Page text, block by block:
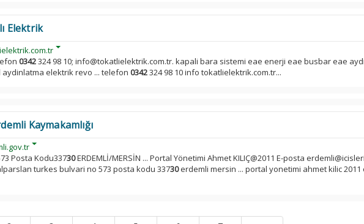
Elektrik
0342324 98 10; info@tokatlielektrik.com.tr. kapali bara sistemi eae enerji eae busbar eae
elektrik revo ... telefon 0342324 98 10 info tokatlielektrik.com.tr...
Kaymakamlığı
Posta Kodu33730ERDEMLİ/MERSİN ... Portal Yönetimi Ahmet KILIÇ@2011 E-posta
turkes bulvari no 573 posta kodu 33730erdemli mersin ... portal yonetimi ahmet kilic 2011